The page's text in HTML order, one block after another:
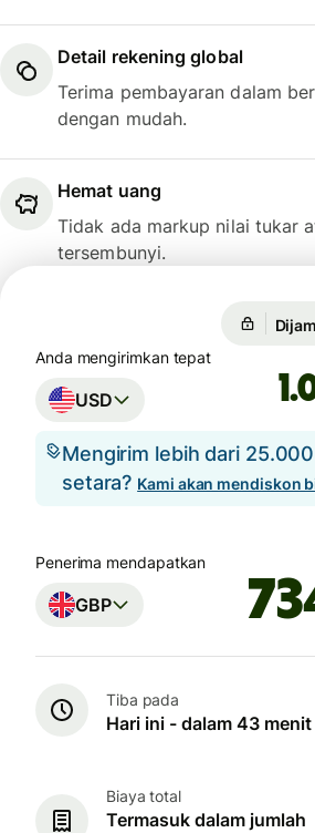
Detail rekening global
Terima pembayaran dalam
dengan mudah.
Hemat uang
Tidak ada markup nilai tukar
tersembunyi.
Anda mengirimkan tepat
USD
Mengirim lebih dari
setara? Kami akan mendiskon
Penerima mendapatkan
GBP
Tiba pada
Hari ini - dalam 43 menit
Biaya total
Termasuk dalam jumlah